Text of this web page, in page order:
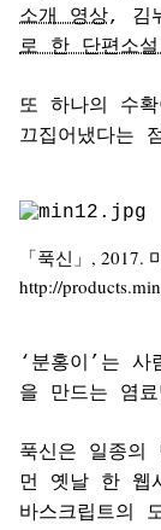
소개 영상, 김
로 한 단편소
또 하나의 수
끄집어냈다는
「푹신」, 2017.
http://
‘분홍이’는
을 만드는 염
푹신은 일종의
먼 옛날 한 웹
바스크립트의